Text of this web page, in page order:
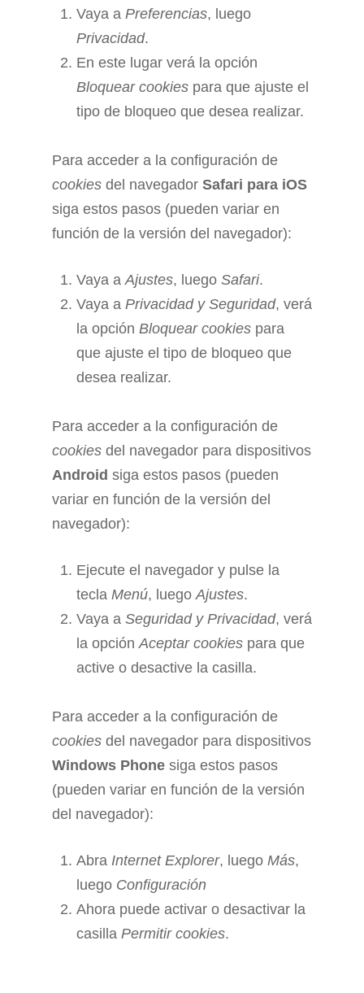
Vaya a Preferencias, luego
Privacidad.
En este lugar verá la opción
Bloquear cookies para que ajuste el
tipo de bloqueo que desea realizar.
Para acceder a la configuración de
cookies del navegador Safari para iOS
siga estos pasos (pueden variar en
función de la versión del navegador):
Vaya aAjustes, luego Safari.
Vaya a Privacidad y Seguridad, verá
la opción Bloquear cookies para
que ajuste el tipo de bloqueo que
desea realizar.
Para acceder a la configuración de
cookies del navegador para dispositivos
Android siga estos pasos (pueden
variar en función de la versión del
navegador):
Ejecute el navegador y pulse la
tecla Menú, luegoAjustes.
Vaya a Seguridad y Privacidad, verá
la opciónAceptar cookies para que
active o desactive la casilla.
Para acceder a la configuración de
cookies del navegador para dispositivos
Windows Phone siga estos pasos
(pueden variar en función de la versión
del navegador):
Abra Internet Explorer, luego Más,
luego Configuración
Ahora puede activar o desactivar la
casilla Permitir cookies.